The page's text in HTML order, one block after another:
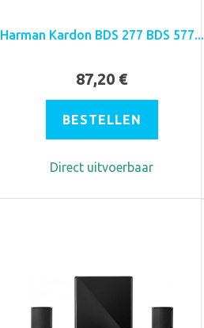
Harman Kardon BDS 277 BDS 577...
87,20 €
BESTELLEN
Direct uitvoerbaar